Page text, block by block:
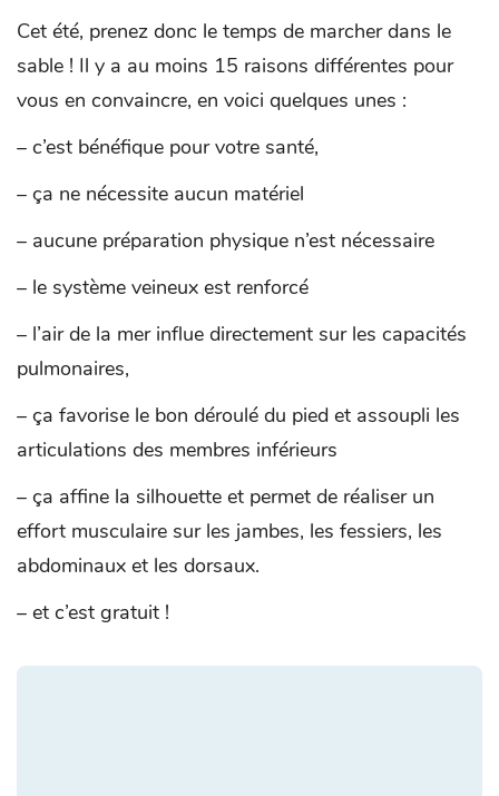
Cet été, prenez donc le temps de marcher dans le
sable ! Il y a au moins 15 raisons différentes pour
vous en convaincre, en voici quelques unes :
– c’est bénéfique pour votre santé,
– ça ne nécessite aucun matériel
– aucune préparation physique n’est nécessaire
– le système veineux est renforcé
– l’air de la mer influe directement sur les capacités
pulmonaires,
– ça favorise le bon déroulé du pied et assoupli les
articulations des membres inférieurs
– ça affine la silhouette et permet de réaliser un
effort musculaire sur les jambes, les fessiers, les
abdominaux et les dorsaux.
– et c’est gratuit !